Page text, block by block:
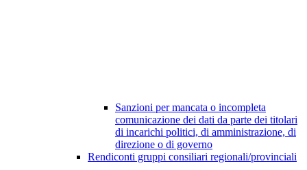
Sanzioni per mancata o incompleta
comunicazione dei dati da parte dei titolari
di incarichi politici, di amministrazione, di
direzione o di governo
Rendiconti gruppi consiliari regionali/provinciali